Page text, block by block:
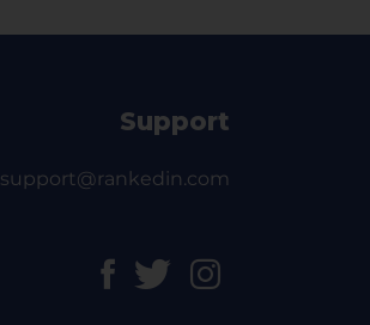
Support
support@rankedin.com